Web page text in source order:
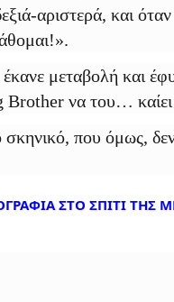
αριστερά, και όταν
μεταβολή και
Brother να του…
που όμως, δεν
ΣΤΟ ΣΠΙΤΙ ΤΗΣ